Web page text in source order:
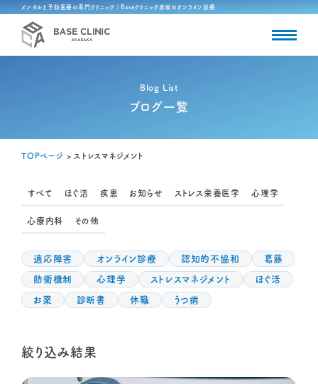
メンタルと予防医療の専門クリニック｜Baseクリニック赤坂のオンライン診療
Blog List
ブログ一覧
TOPページ > ストレスマネジメント
すべて ほぐ活 疾患 お知らせ ストレス栄養医学 心理学
心療内科 その他
適応障害 オンライン診療 認知的不協和 葛藤
防衛機制 心理学 ストレスマネジメント ほぐ活
お薬 診断書 休職 うつ病
絞り込み結果